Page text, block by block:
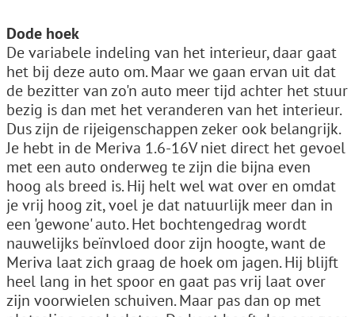
Dode hoek
De variabele indeling van het interieur, daar gaat
het bij deze auto om. Maar we gaan ervan uit dat
de bezitter van zo'n auto meer tijd achter het stuur
bezig is dan met het veranderen van het interieur.
Dus zijn de rijeigenschappen zeker ook belangrijk.
Je hebt in de Meriva 1.6-16V niet direct het gevoel
met een auto onderweg te zijn die bijna even
hoog als breed is. Hij helt wel wat over en omdat
je vrij hoog zit, voel je dat natuurlijk meer dan in
een 'gewone' auto. Het bochtengedrag wordt
nauwelijks beïnvloed door zijn hoogte, want de
Meriva laat zich graag de hoek om jagen. Hij blijft
heel lang in het spoor en gaat pas vrij laat over
zijn voorwielen schuiven. Maar pas dan op met